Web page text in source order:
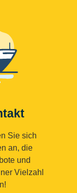
Sie sich
an, die
und
Vielzahl